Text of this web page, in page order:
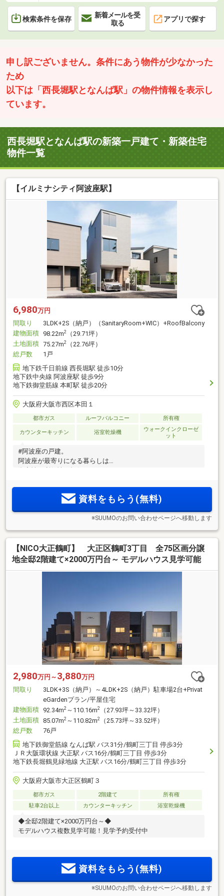
検索条件を保存
新着メールを受
取る
アプリで探す
申し訳ございません。条件にあう物件が少なかった
ため
以下は「西長堀駅となんば駅」の物件情報を表示し
ています。
西長堀駅となんば駅の新築一戸建て・新築住宅
物件一覧
【イルミナシティ阿波座駅】
6,980万円
間取り
3LDK+2S（納戸）（SanitaryRoom+WIC）+RoofBalcony
建物面積 98.22m2
（29.71坪）
土地面積 75.27m2
（22.76坪）
総戸数
1戸
地下鉄千日前線 西長堀駅 徒歩10分
地下鉄中央線 阿波座駅 徒歩9分
地下鉄御堂筋線 本町駅 徒歩20分
大阪府大阪市西区本田１
都市ガス ルーフバルコニー 所有権
カウンターキッチン 浴室乾燥機
ウォークインクローゼ
ット
#阿波座の戸建。
阿波座が最寄りになる暮らしは
資産性と利便性を担保します
資料をもらう(無料)
※SUUMOのお問い合わせページへ移動します
【NICO大正鶴町】 大正区鶴町3丁目 全75区画分譲
地全邸2階建て×2000万円台～ モデルハウス見学可能
2,980万円～ 3,880万円
間取り
3LDK+3S（納戸）～4LDK+2S（納戸）駐車場2台+Privat
eGardenプラン/平屋住宅
建物面積 92.34m2 ～110.16m2
（27.93坪～33.32坪）
土地面積 85.07m2 ～110.82m2
（25.73坪～33.52坪）
総戸数
76戸
地下鉄御堂筋線 なんば駅 バス31分/鶴町三丁目 停歩3分
ＪＲ大阪環状線 大正駅 バス16分/鶴町三丁目 停歩3分
地下鉄長堀鶴見緑地線 大正駅 バス16分/鶴町三丁目 停歩3分
大阪府大阪市大正区鶴町３
都市ガス 2階建て
所有権
駐車2台以上
カウンターキッチン 浴室乾燥機
◆全邸2階建て×2000万円台～◆
モデルハウス複数見学可能！見学予約受付中
資料をもらう(無料)
※SUUMOのお問い合わせページへ移動します